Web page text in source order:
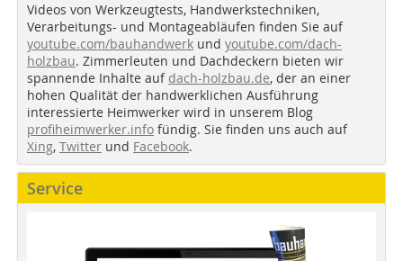
Videos von Werkzeugtests, Handwerkstechniken,
Verarbeitungs- und Montageabläufen finden Sie auf
youtube.com/bauhandwerk und youtube.com/dach-
holzbau. Zimmerleuten und Dachdeckern bieten wir
spannende Inhalte auf dach-holzbau.de, der an einer
hohen Qualität der handwerklichen Ausführung
interessierte Heimwerker wird in unserem Blog
profiheimwerker.info fündig. Sie finden uns auch auf
Xing, Twitter und Facebook.
Service